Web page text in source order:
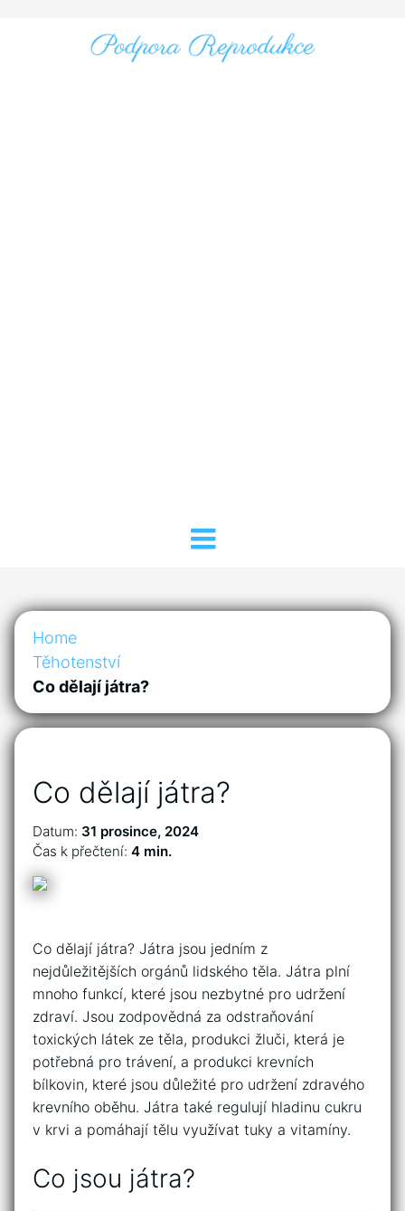
Home
Těhotenství
Co dělají játra?
Co dělají játra?
Datum: 31 prosince, 2024
Čas k přečtení: 4 min.
Co dělají játra? Játra jsou jedním z
nejdůležitějších orgánů lidského těla. Játra plní
mnoho funkcí, které jsou nezbytné pro udržení
zdraví. Jsou zodpovědná za odstraňování
toxických látek ze těla, produkci žluči, která je
potřebná pro trávení, a produkci krevních
bílkovin, které jsou důležité pro udržení zdravého
krevního oběhu. Játra také regulují hladinu cukru
v krvi a pomáhají tělu využívat tuky a vitamíny.
Co jsou játra?